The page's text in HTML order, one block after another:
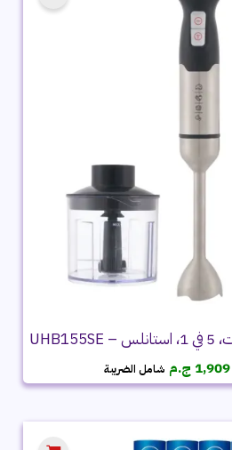
السعر
الأصلي
2,699 ج.م.
1,909 ج.م السعر
الحالي
1,909 ج.م.
شامل الضريبة